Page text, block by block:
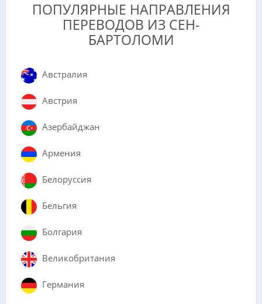
ПОПУЛЯРНЫЕ НАПРАВЛЕНИЯ
ПЕРЕВОДОВ ИЗ СЕН-
БАРТОЛОМИ
Австралия
Австрия
Азербайджан
Армения
Белоруссия
Бельгия
Болгария
Великобритания
Германия